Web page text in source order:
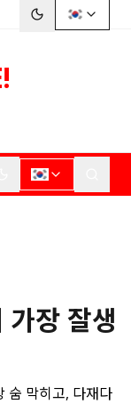
장 잘생
숨 막히고, 다재다